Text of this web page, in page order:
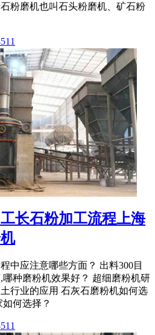
粉磨机也叫石头粉磨机、矿石粉
长石粉加工流程上海
中应注意哪些方面？ 出料300目
种磨粉机效果好？ 超细磨粉机研
行业的应用 石灰石磨粉机如何选
何选择？